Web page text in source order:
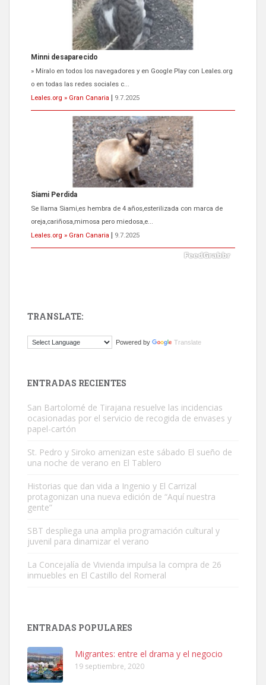
Siami Perdida
Se llama Siami,es hembra de 4 años,esterilizada con marca de
oreja,cariñosa,mimosa pero miedosa,e...
Leales.org » Gran Canaria
9.7.2025
ADOPCIÓN URGENTE GATA TEROR GRAN CANARIA
El ayuntamiento se va a llevar a Los Gatos callejeros de la zona los
próximos días, ella incluida...
Leales.org » Gran Canaria
9.7.2025
Este gato macho ha aparecido en la calle hace menos de un mes,
Busco adopción responsable para mi perra. Pastor alemán,
hembra, 4 años. Por motivos personales ...
Leales.org » Gran Canaria
Leales.org » Gran Canaria
TRANSLATE:
Powered by Translate
ENTRADAS RECIENTES
San Bartolomé de Tirajana resuelve las incidencias
ocasionadas por el servicio de recogida de envases y
papel-cartón
St. Pedro y Siroko amenizan este sábado El sueño de
una noche de verano en El Tablero
Historias que dan vida a Ingenio y El Carrizal
protagonizan una nueva edición de “Aquí nuestra
gente”
SBT despliega una amplia programación cultural y
juvenil para dinamizar el verano
La Concejalía de Vivienda impulsa la compra de 26
inmuebles en El Castillo del Romeral
ENTRADAS POPULARES
Migrantes: entre el drama y el negocio
19 septiembre, 2020